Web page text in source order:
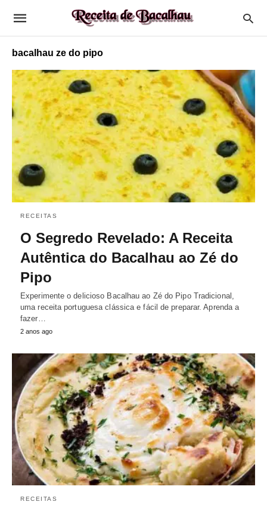
bacalhau ze do pipo
RECEITAS
O Segredo Revelado: A Receita
Autêntica do Bacalhau ao Zé do
Pipo
Experimente o delicioso Bacalhau ao Zé do Pipo Tradicional,
uma receita portuguesa clássica e fácil de preparar. Aprenda a
fazer…
2 anos ago
RECEITAS